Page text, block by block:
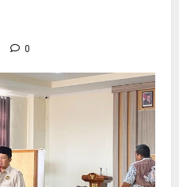
0